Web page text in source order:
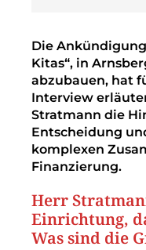
Die
Kitas“, in
abzubauen, hat
Interview
Stratmann die
Entscheidung
komplexen
Finanzierung.
Herr
Einrichtung,
Was sind die